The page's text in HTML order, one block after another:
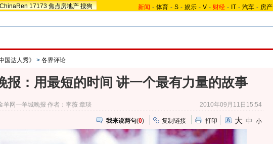
17173 焦点房地产 搜狗 新闻 - 体育 - S - 娱乐 - V - 财经 - IT - 汽车 - 房产
中国达人秀》 > 各界评论
报：用最短的时间 讲一个最有力量的故事
羊网—羊城晚报 作者：李薇 章琰 2010年09月11日15:54
我来说两句(0) 复制链接 打印 大 中 小